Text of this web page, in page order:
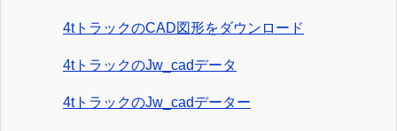
4tトラックのCAD図形をダウンロード
4tトラックのJw_cadデータ
4tトラックのJw_cadデーター